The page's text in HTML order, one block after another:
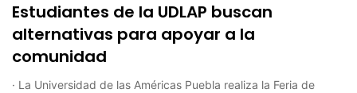
Estudiantes de la UDLAP buscan
alternativas para apoyar a la
comunidad
· La Universidad de las Américas Puebla realiza la Feria de